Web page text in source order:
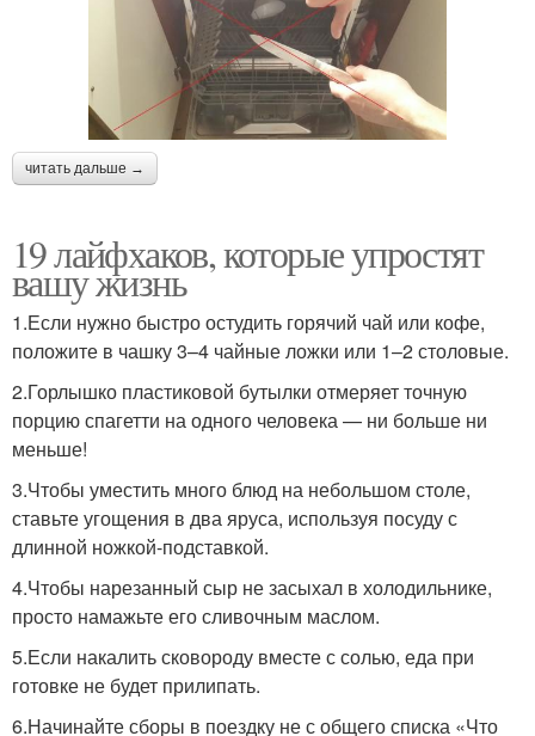
читать дальше →
19 лайфхаков, которые упростят
вашу жизнь
1.Если нужно быстро остудить горячий чай или кофе,
положите в чашку 3–4 чайные ложки или 1–2 столовые.
2.Горлышко пластиковой бутылки отмеряет точную
порцию спагетти на одного человека — ни больше ни
меньше!
3.Чтобы уместить много блюд на небольшом столе,
ставьте угощения в два яруса, используя посуду с
длинной ножкой-подставкой.
4.Чтобы нарезанный сыр не засыхал в холодильнике,
просто намажьте его сливочным маслом.
5.Если накалить сковороду вместе с солью, еда при
готовке не будет прилипать.
6.Начинайте сборы в поездку не с общего списка «Что